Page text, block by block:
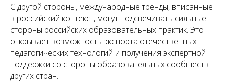
С другой стороны, международные тренды, вписанные
в российский контекст, могут подсвечивать сильные
стороны российских образовательных практик. Это
открывает возможность экспорта отечественных
педагогических технологий и получения экспертной
поддержки со стороны образовательных сообществ
других стран.